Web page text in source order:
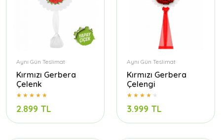
Aynı Gün Teslimat
Kırmızı Gerbera
Çelenk
2.899 TL
Aynı Gün Teslimat
Kırmızı Gerbera
Çelengi
3.999 TL